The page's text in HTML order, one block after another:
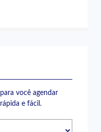
para você agendar
e fácil.